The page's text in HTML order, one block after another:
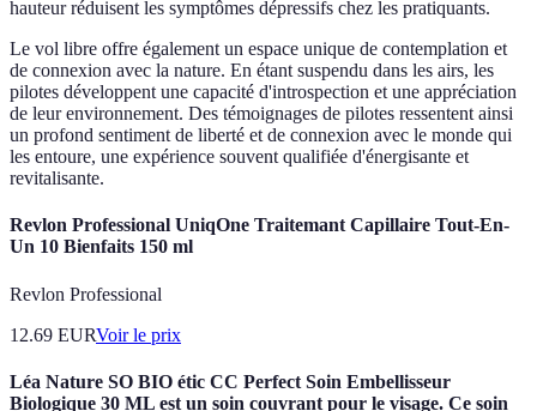
hauteur réduisent les symptômes dépressifs chez les pratiquants.
Le vol libre offre également un espace unique de contemplation et
de connexion avec la nature. En étant suspendu dans les airs, les
pilotes développent une capacité d'introspection et une appréciation
de leur environnement. Des témoignages de pilotes ressentent ainsi
un profond sentiment de liberté et de connexion avec le monde qui
les entoure, une expérience souvent qualifiée d'énergisante et
revitalisante.
Revlon Professional UniqOne Traitemant Capillaire Tout-En-
Un 10 Bienfaits 150 ml
Revlon Professional
12.69 EURVoir le prix
Léa Nature SO BIO étic CC Perfect Soin Embellisseur
Biologique 30 ML est un soin couvrant pour le visage. Ce soin